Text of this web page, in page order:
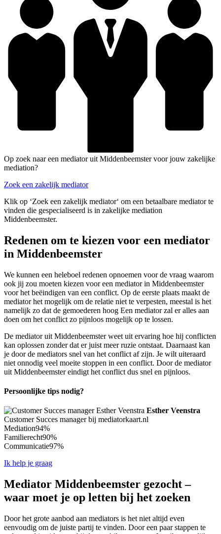
Op zoek naar een mediator uit Middenbeemster voor jouw zakelijke
mediation?
Zoek een zakelijk mediator
Klik op ‘Zoek een zakelijk mediator‘ om een betaalbare mediator te
vinden die gespecialiseerd is in zakelijke mediation
Middenbeemster.
Redenen om te kiezen voor een mediator
in Middenbeemster
We kunnen een heleboel redenen opnoemen voor de vraag waarom
ook jij zou moeten kiezen voor een mediator in Middenbeemster
voor het beëindigen van een conflict. Op de eerste plaats maakt de
mediator het mogelijk om de relatie niet te verpesten, meestal is het
namelijk zo dat de gemoederen hoog Een mediator zal er alles aan
doen om het conflict zo pijnloos mogelijk op te lossen.
De mediator uit Middenbeemster weet uit ervaring hoe hij conflicten
kan oplossen zonder dat er juist meer ruzie ontstaat. Daarnaast kan
je door de mediators snel van het conflict af zijn. Je wilt uiteraard
niet onnodig veel moeite stoppen in een conflict. Door de mediator
uit Middenbeemster eindigt het conflict dus snel en pijnloos.
Persoonlijke tips nodig?
Esther Veenstra
Customer Succes manager bij mediatorkaart.nl
Mediation94%
Familierecht90%
Communicatie97%
Ik help je graag
Mediator Middenbeemster gezocht –
waar moet je op letten bij het zoeken
Door het grote aanbod aan mediators is het niet altijd even
eenvoudig om de juiste partij te vinden. Door een paar stappen te